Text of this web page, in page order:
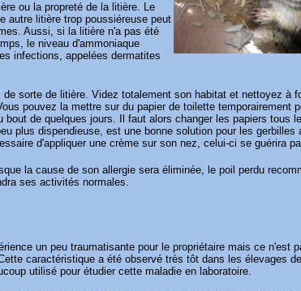
ou la propreté de la litière. Le
autre litière trop poussiéreuse peut
Aussi, si la litière n'a pas été
le niveau d'ammoniaque
infections, appelées dermatites
de sorte de litière. Videz totalement son habitat et nettoyez à
pouvez la mettre sur du papier de toilette temporairement
bout de quelques jours. Il faut alors changer les papiers tous
plus dispendieuse, est une bonne solution pour les gerbilles
d'appliquer une crème sur son nez, celui-ci se guérira
la cause de son allergie sera éliminée, le poil perdu
ses activités normales.
un peu traumatisante pour le propriétaire mais ce n'est
caractéristique a été observé très tôt dans les élevages
utilisé pour étudier cette maladie en laboratoire.